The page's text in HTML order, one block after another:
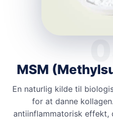
MSM
En naturlig kilde til
for at danne
antiinflammatorisk effekt,